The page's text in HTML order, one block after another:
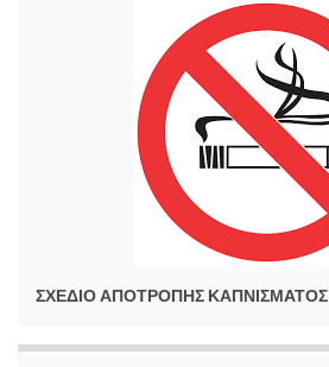
ΣΧΕΔΙΟ ΑΠΟΤΡΟΠΗΣ ΚΑΠΝΙΣΜΑΤΟΣ